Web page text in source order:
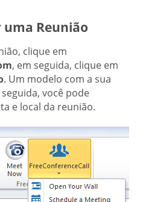
uma Reunião
clique em
, em seguida, clique em
. Um modelo com a sua
você pode
e local da reunião.